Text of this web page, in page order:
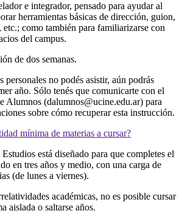
e integrador, pensado para ayudar al
herramientas básicas de dirección, guion,
como también para familiarizarse con
del campus.
de dos semanas.
personales no podés asistir, aún podrás
año. Sólo tenés que comunicarte con el
Alumnos (dalumnos@ucine.edu.ar) para
sobre cómo recuperar esta instrucción.
mínima de materias a cursar?
está diseñado para que completes el
en tres años y medio, con una carga de
(de lunes a viernes).
académicas, no es posible cursar
aislada o saltarse años.